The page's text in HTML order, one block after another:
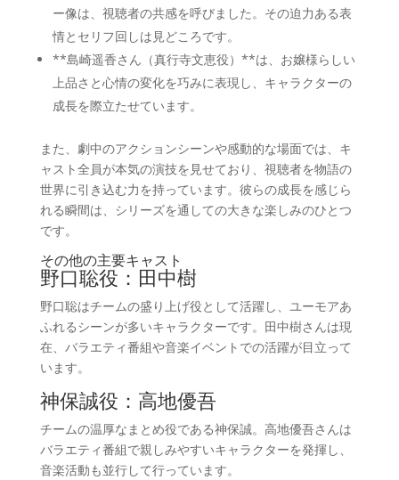
ー像は、視聴者の共感を呼びました。その迫力ある表
情とセリフ回しは見どころです。
**島崎遥香さん（真行寺文恵役）**は、お嬢様らしい
上品さと心情の変化を巧みに表現し、キャラクターの
成長を際立たせています。
また、劇中のアクションシーンや感動的な場面では、キ
ャスト全員が本気の演技を見せており、視聴者を物語の
世界に引き込む力を持っています。彼らの成長を感じら
れる瞬間は、シリーズを通しての大きな楽しみのひとつ
です。
その他の主要キャスト
野口聡役：田中樹
野口聡はチームの盛り上げ役として活躍し、ユーモアあ
ふれるシーンが多いキャラクターです。田中樹さんは現
在、バラエティ番組や音楽イベントでの活躍が目立って
います。
神保誠役：高地優吾
チームの温厚なまとめ役である神保誠。高地優吾さんは
バラエティ番組で親しみやすいキャラクターを発揮し、
音楽活動も並行して行っています。